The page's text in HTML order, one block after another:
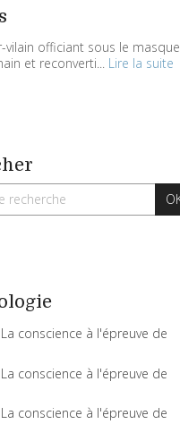
vilain officiant sous le masque
et reconverti... Lire la suite
conscience à l'épreuve de
conscience à l'épreuve de
conscience à l'épreuve de